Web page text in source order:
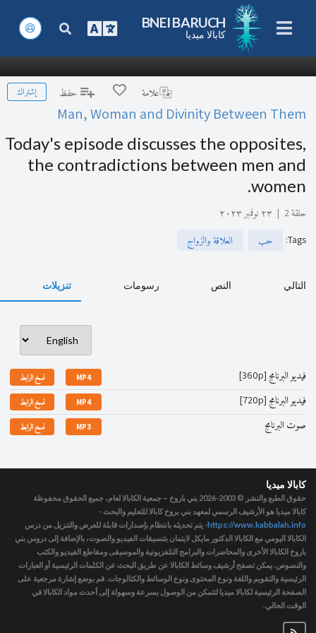
BNEI BARUCH
كابالا ميديا
علامة حفظ إشتراك
Man, Woman and Divinity Between Them
Today's episode discusses the opposites,
the contradictions between men and
women.
حلقة 2 | ٢٣ نوفمبر ٢٠٢٣
Tags
: حب العلاقة والزواج
التالي النص رسومات تنزيلات
فيديو البرنامج [360p] MP4 نسخ الرابط
فيديو البرنامج [720p] MP4 نسخ الرابط
صوت البرنامج MP3 نسخ الرابط
كابالا ميديا
حقوق الطبع والنشر © 2003-2026
بني باروخ – جمعية الكابالا لعام، جميع الحقوق محفوظة
كابالا ميديا هو الأرشيف الرسمي لمعهد بني بروخ كابالا للتعليم والبحث -
https://www.kabbalah.info- يتم تحديثه بانتظام بإصدارات قابلة للعرض والتنزيل من درس
الكابالا اليومي مع الكابالا الدكتور مايكل لايتمان بتنسيقات الفيديو والصوت، بالإضافة إلى دروس بني
باروخ الكابالا الأخرى والمحاضرات والبرامج التلفزيونية والموسيقى ومقاطع الفيديو والكتب
والنصوص. يمكن تصفح أرشيف وسائط الكابالا عن طريق البحث عن الكلمات الرئيسية أو العبارات
الرئيسية والتقويم واللغة ونوع المحتوى ونوع الوسائط والكتالوجات. قم بوضع إشارة مرجعية على
الصفحة الرئيسية لكابالا ميديا لتتمكن من الوصول بسرعة وسهولة إلى أحدث مواد الكابالا في
الوقت الحالي.